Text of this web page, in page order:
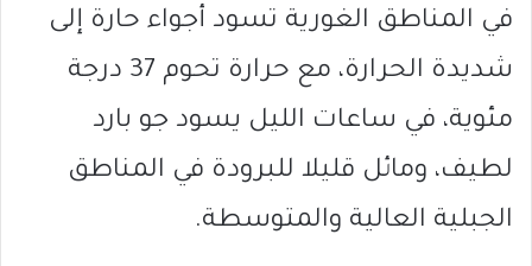
في المناطق الغورية تسود أجواء حارة إلى
شديدة الحرارة، مع حرارة تحوم 37 درجة
مئوية، في ساعات الليل يسود جو بارد
لطيف، ومائل قليلا للبرودة في المناطق
الجبلية العالية والمتوسطة.